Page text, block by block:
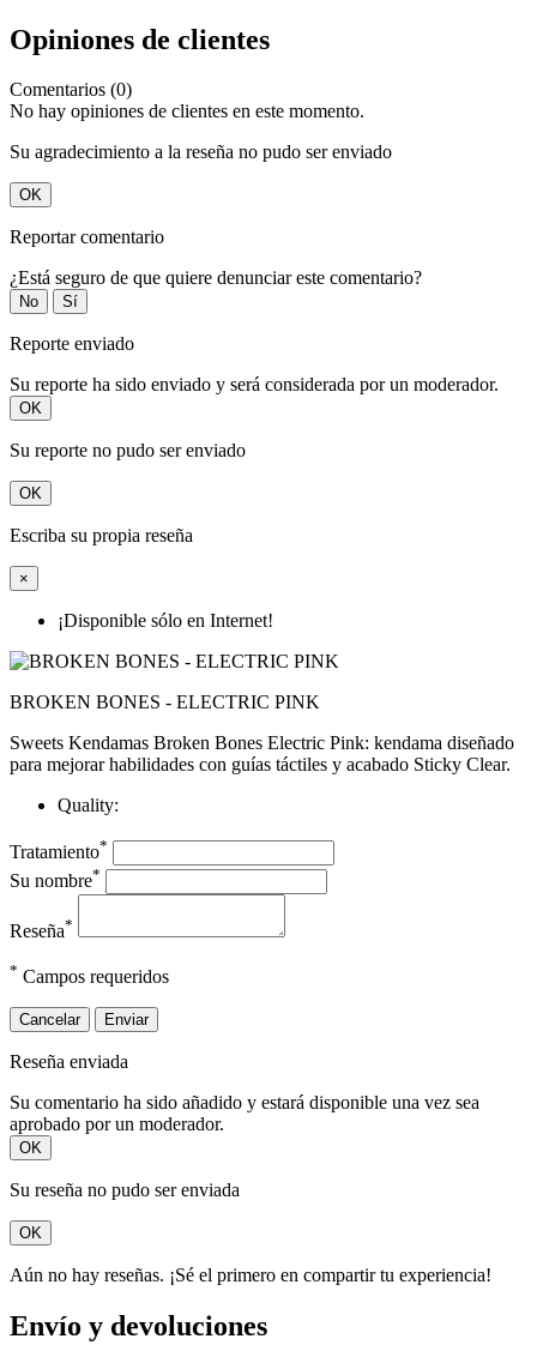
Opiniones de clientes
Comentarios (0)
No hay opiniones de clientes en este momento.
Su agradecimiento a la reseña no pudo ser enviado
OK
Reportar comentario
¿Está seguro de que quiere denunciar este comentario?
No Sí
Reporte enviado
Su reporte ha sido enviado y será considerada por un moderador.
OK
Su reporte no pudo ser enviado
OK
Escriba su propia reseña
×
¡Disponible sólo en Internet!
BROKEN BONES - ELECTRIC PINK
Sweets Kendamas Broken Bones Electric Pink: kendama diseñado
para mejorar habilidades con guías táctiles y acabado Sticky Clear.
Quality:
Tratamiento*
Su nombre*
Reseña*
* Campos requeridos
Cancelar Enviar
Reseña enviada
Su comentario ha sido añadido y estará disponible una vez sea
aprobado por un moderador.
OK
Su reseña no pudo ser enviada
OK
Aún no hay reseñas. ¡Sé el primero en compartir tu experiencia!
Envío y devoluciones